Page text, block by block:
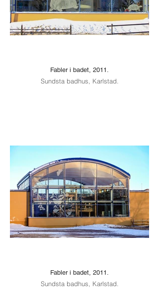
Fabler i badet, 2011.
Sundsta badhus, Karlstad.
Fabler i badet, 2011.
Sundsta badhus, Karlstad.